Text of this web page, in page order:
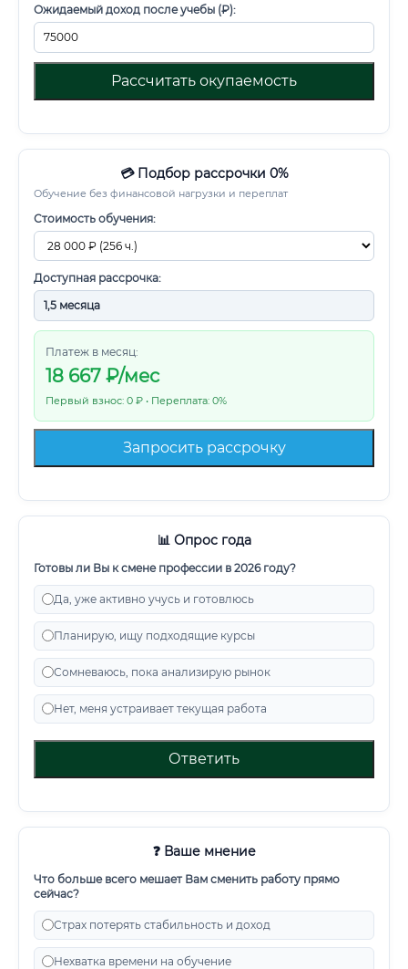
Ожидаемый доход после учебы (₽):
Рассчитать окупаемость
💳 Подбор рассрочки 0%
Обучение без финансовой нагрузки и переплат
Стоимость обучения:
Доступная рассрочка:
Платеж в месяц:
18 667 ₽/мес
Первый взнос: 0 ₽ • Переплата: 0%
Запросить рассрочку
📊 Опрос года
Готовы ли Вы к смене профессии в 2026 году?
Да, уже активно учусь и готовлюсь
Планирую, ищу подходящие курсы
Сомневаюсь, пока анализирую рынок
Нет, меня устраивает текущая работа
Ответить
❓ Ваше мнение
Что больше всего мешает Вам сменить работу прямо
сейчас?
Страх потерять стабильность и доход
Нехватка времени на обучение